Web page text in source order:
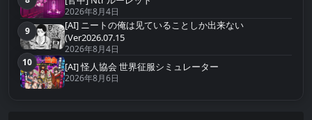
第8名
2026年8月4日
第9名
9
[AI] ニートの俺は见ていることしか出来ない
(Ver2026.07.15
2026年8月4日
第10名
10 [AI] 怪人協会 世界征服シミュレーター
2026年8月6日